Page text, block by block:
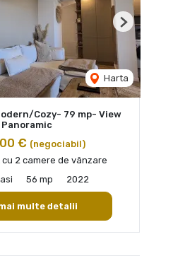
Harta
Next
Cozy- 79 mp- View
Panoramic
€ (negociabil)
2 camere de vânzare
56 mp 2022
multe detalii